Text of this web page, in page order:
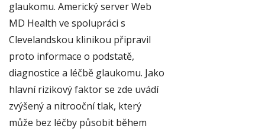
glaukomu. Americký server Web
MD Health ve spolupráci s
Clevelandskou klinikou připravil
proto informace o podstatě,
diagnostice a léčbě glaukomu. Jako
hlavní rizikový faktor se zde uvádí
zvýšený a nitrooční tlak, který
může bez léčby působit během